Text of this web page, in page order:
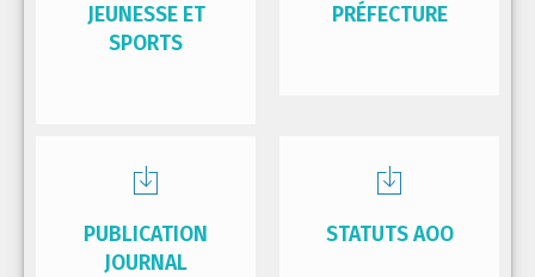
JEUNESSE ET
SPORTS
PRÉFECTURE
PUBLICATION
JOURNAL
STATUTS AOO